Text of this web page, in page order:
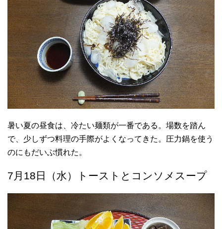
暑い夏の昼食は、冷たい麺類が一番である。場数を踏ん
で、少しずつ料理の手際がよくなってきた。圧力鍋を使う
のにもだいぶ慣れた。
7月18日（水）トーストとコンソメスープ